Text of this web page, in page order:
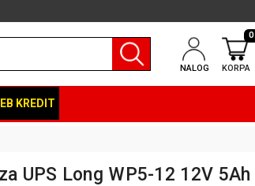
NALOG KORPA
0
KREDIT
UPS Long WP5-12 12V 5Ah